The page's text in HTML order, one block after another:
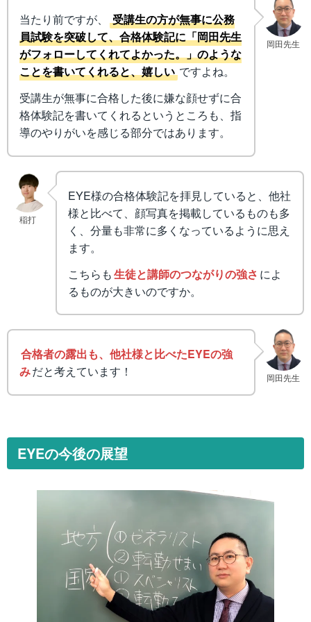
岡田先生
当たり前ですが、
受講生の方が無事に公務
員試験を突破して、合格体験記に「岡田先生
がフォローしてくれてよかった。」のような
ことを書いてくれると、嬉しい ですよね。
受講生が無事に合格した後に嫌な顔せずに合
格体験記を書いてくれるというところも、指
導のやりがいを感じる部分ではあります。
稲打
EYE様の合格体験記を拝見していると、他社
様と比べて、顔写真を掲載しているものも多
く、分量も非常に多くなっているように思え
ます。
こちらも生徒と講師のつながりの強さ によ
るものが大きいのですか。
岡田先生
合格者の露出も、他社様と比べたEYEの強
みだと考えています！
EYEの今後の展望